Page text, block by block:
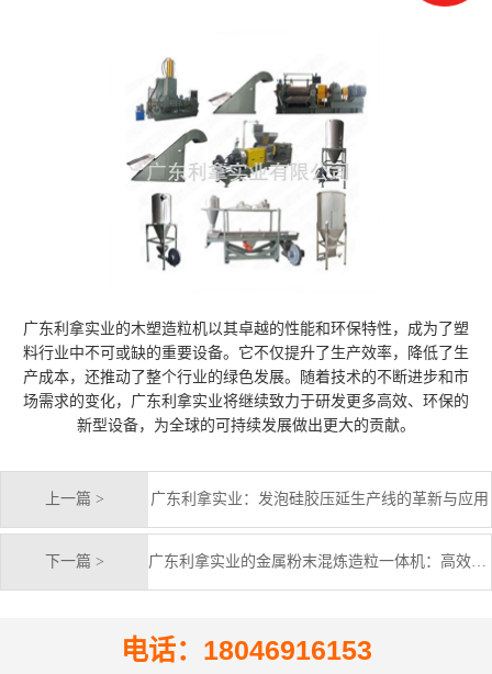
广东利拿实业的木塑造粒机以其卓越的性能和环保特性，成为了塑
料行业中不可或缺的重要设备。它不仅提升了生产效率，降低了生
产成本，还推动了整个行业的绿色发展。随着技术的不断进步和市
场需求的变化，广东利拿实业将继续致力于研发更多高效、环保的
新型设备，为全球的可持续发展做出更大的贡献。
上一篇 > 广东利拿实业：发泡硅胶压延生产线的革新与应用
下一篇 > 广东利拿实业的金属粉末混炼造粒一体机：高效、精准的解决方案
电话：18046916153